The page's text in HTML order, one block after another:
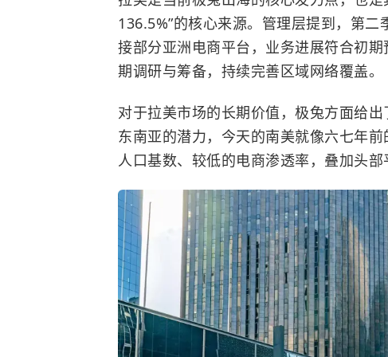
136.5%”的核心来源。管理层提到，第
接部分亚洲电商平台，业务进展符合初
期调研与筹备，持续完善区域网络覆盖。
对于拉美市场的长期价值，极兔方面给
东南亚的潜力，今天的南美就像六七年
人口基数、较低的电商渗透率，叠加头